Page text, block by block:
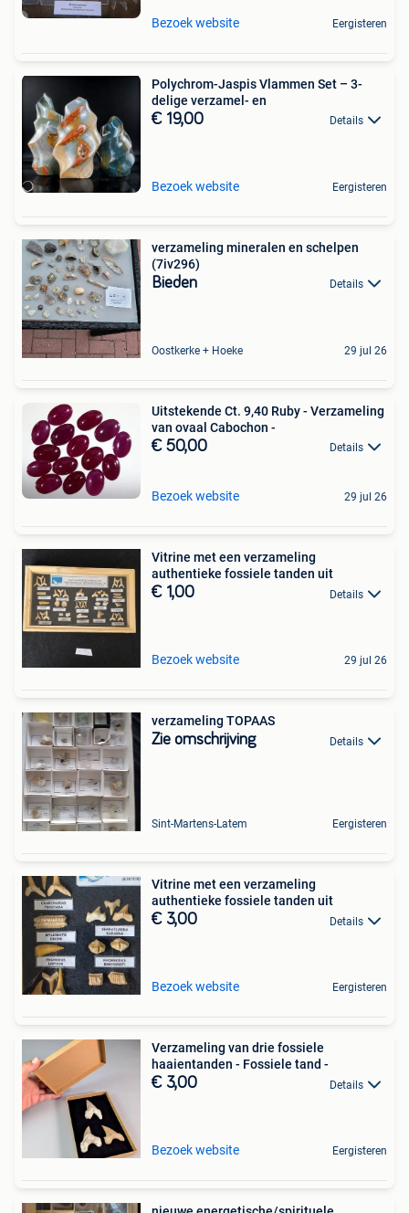
Bezoek website Eergisteren
Polychrom-Jaspis Vlammen Set – 3-
delige verzamel- en
€ 19,00 Details
Bezoek website Eergisteren
verzameling mineralen en schelpen
(7iv296)
Bieden Details
Oostkerke + Hoeke 29 jul 26
Uitstekende Ct. 9,40 Ruby - Verzameling
van ovaal Cabochon -
€ 50,00 Details
Bezoek website 29 jul 26
Vitrine met een verzameling
authentieke fossiele tanden uit
€ 1,00 Details
Bezoek website 29 jul 26
verzameling TOPAAS
Zie omschrijving Details
Sint-Martens-Latem Eergisteren
Vitrine met een verzameling
authentieke fossiele tanden uit
€ 3,00 Details
Bezoek website Eergisteren
Verzameling van drie fossiele
haaientanden - Fossiele tand -
€ 3,00 Details
Bezoek website Eergisteren